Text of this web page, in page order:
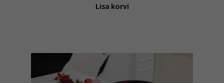
Lisa korvi